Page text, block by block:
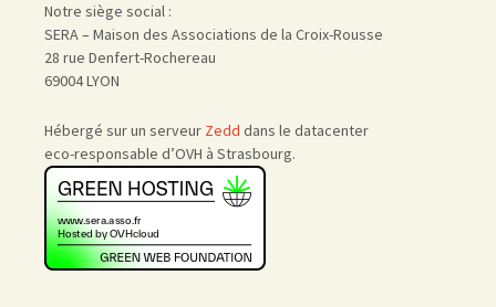
Notre siège social :
SERA – Maison des Associations de la Croix-Rousse
28 rue Denfert-Rochereau
69004 LYON
Hébergé sur un serveur Zedd dans le datacenter
eco-responsable d’OVH à Strasbourg.